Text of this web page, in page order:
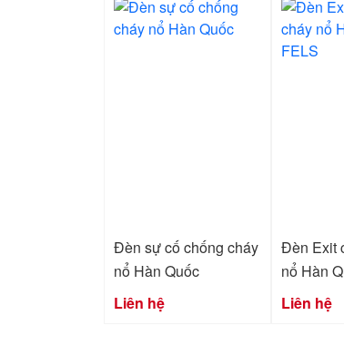
Đèn sự cố chống cháy
nổ Hàn Quốc
Liên hệ
Đèn Exit
nổ Hàn
Liên hệ